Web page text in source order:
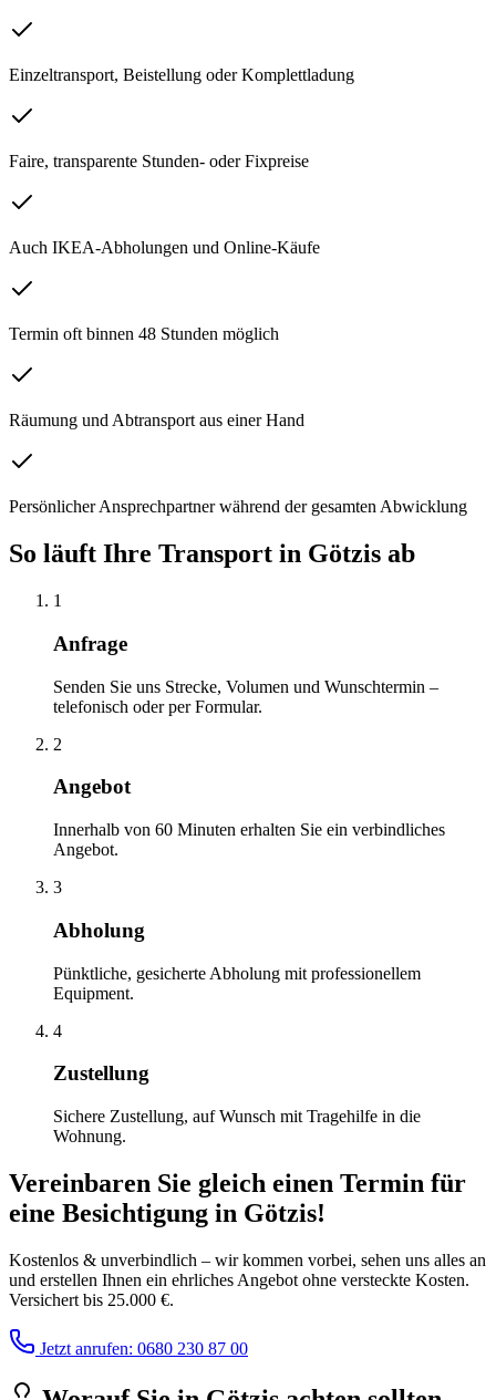
Einzeltransport, Beistellung oder Komplettladung
Faire, transparente Stunden- oder Fixpreise
Auch IKEA-Abholungen und Online-Käufe
Termin oft binnen 48 Stunden möglich
Räumung und Abtransport aus einer Hand
Persönlicher Ansprechpartner während der gesamten Abwicklung
So läuft Ihre Transport in Götzis ab
1
Anfrage
Senden Sie uns Strecke, Volumen und Wunschtermin –
telefonisch oder per Formular.
2
Angebot
Innerhalb von 60 Minuten erhalten Sie ein verbindliches
Angebot.
3
Abholung
Pünktliche, gesicherte Abholung mit professionellem
Equipment.
4
Zustellung
Sichere Zustellung, auf Wunsch mit Tragehilfe in die
Wohnung.
Vereinbaren Sie gleich einen Termin für
eine Besichtigung in Götzis!
Kostenlos & unverbindlich – wir kommen vorbei, sehen uns alles an
und erstellen Ihnen ein ehrliches Angebot ohne versteckte Kosten.
Versichert bis 25.000 €.
Jetzt anrufen: 0680 230 87 00